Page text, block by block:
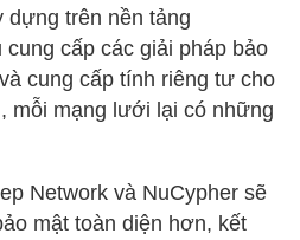
trên nền tảng
cấp các giải pháp bảo
cung cấp tính riêng tư cho
mỗi mạng lưới lại có những
Network và NuCypher sẽ
mật toàn diện hơn, kết